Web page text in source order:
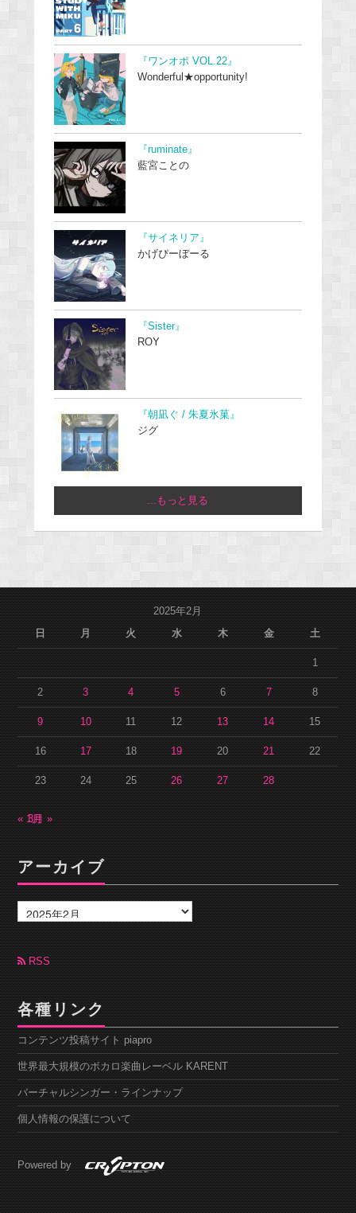
『ワンオポ VOL.22』
Wonderful★opportunity!
『ruminate』
藍宮ことの
『サイネリア』
かげぴーぼーる
『Sister』
ROY
『朝凪ぐ / 朱夏氷菓』
ジグ
...もっと見る
2025年2月
日
月 火 水 木 金 土
1
2 3 4 5 6 7 8
9 10 11 12 13 14 15
16 17 18 19 20 21 22
23 24 25 26 27 28
« 1月3月 »
アーカイブ
ー
カ
ブRSS
各種リンク
コンテンツ投稿サイト piapro
世界最大規模のボカロ楽曲レーベル KARENT
バーチャルシンガー・ラインナップ
個人情報の保護について
Powered by